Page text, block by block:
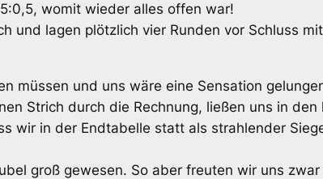
womit wieder alles offen war!
und lagen plötzlich vier Runden vor Schluss
müssen und uns wäre eine Sensation
Strich durch die Rechnung, ließen uns in
wir in der Endtabelle statt als strahlender
groß gewesen. So aber freuten wir uns